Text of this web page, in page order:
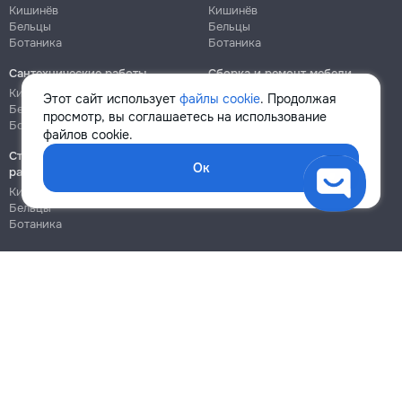
Этот сайт использует файлы cookie. Продолжая
просмотр, вы соглашаетесь на использование
файлов cookie.
Ок
Кишинёв
Бельцы
Ботаника
Кишинёв
Бельцы
Ботаника
Сантехнические работы
Кишинёв
Бельцы
Ботаника
Сборка и ремонт мебели
Кишинёв
Ботаника
Строительно-монтажные
работы
Кишинёв
Бельцы
Ботаника